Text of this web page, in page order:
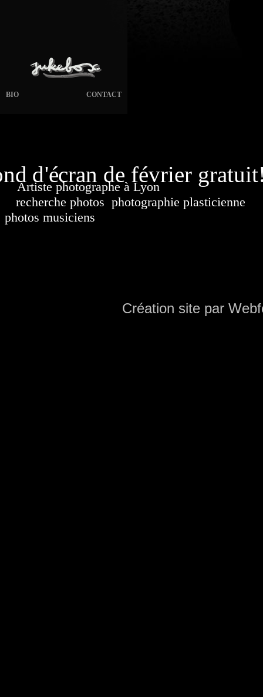
CONTACT
BIO
d'écran de février
Artiste photographe à LyonFrance. Banque
recherche photos photographie plasticienne
photos musiciens
Création site par